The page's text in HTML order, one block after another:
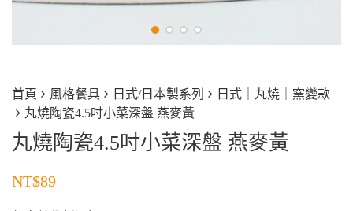
首頁 風格餐具 日式/日本製系列
日式｜丸燒｜窯變款
丸燒陶瓷4.5吋小菜深盤 燕麥黃
丸燒陶瓷4.5吋小菜深盤 燕麥黃
NT$89